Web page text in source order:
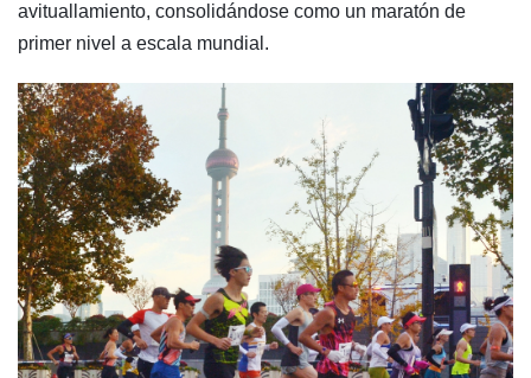
avituallamiento, consolidándose como un maratón de
primer nivel a escala mundial.